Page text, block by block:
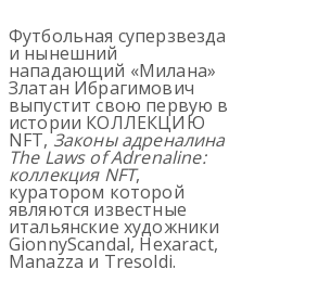
Футбольная суперзвезда
и нынешний
нападающий «Милана»
Златан Ибрагимович
выпустит свою первую в
истории КОЛЛЕКЦИЮ
NFT,Законы адреналина
The Laws of Adrenaline:
коллекция NFT,
куратором которой
являются известные
итальянские художники
GionnyScandal, Hexaract,
Manazza и Tresoldi.